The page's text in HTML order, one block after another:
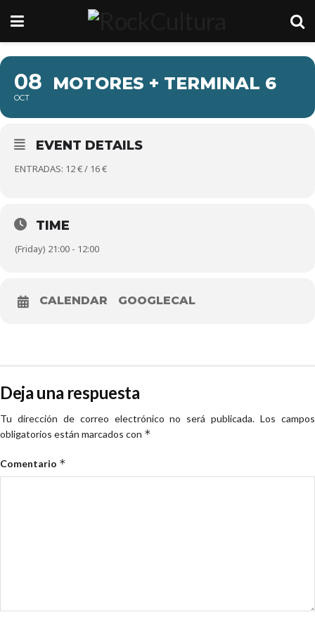
08
OCT
MOTORES + TERMINAL 6
EVENT DETAILS
ENTRADAS: 12 € / 16 €
TIME
(Friday) 21:00 - 12:00
CALENDAR GOOGLECAL
Deja una respuesta
Tu dirección de correo electrónico no será publicada. Los campos
obligatorios están marcados con *
Comentario *